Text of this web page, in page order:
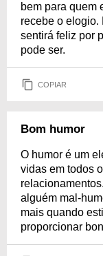
bem para quem
recebe o elogio.
sentirá feliz por
pode ser.
COPIAR
Bom humor
O humor é um
vidas em todos
alguém mal-
mais quando
proporcionar